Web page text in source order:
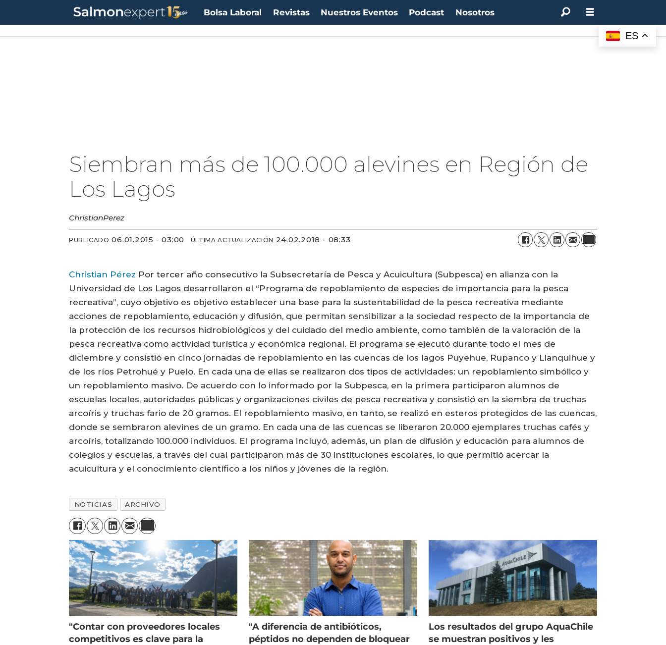
Bolsa Laboral Revistas Nuestros Eventos Podcast Nosotros
Siembran más de 100.000 alevines en Región de
Los Lagos
ChristianPerez
PUBLICADO 06.01.2015 - 03:00 ÚLTIMA ACTUALIZACIÓN 24.02.2018 - 08:33
Christian Pérez Por tercer año consecutivo la Subsecretaría de Pesca y Acuicultura (Subpesca) en alianza con la
Universidad de Los Lagos desarrollaron el “Programa de repoblamiento de especies de importancia para la pesca
recreativa”, cuyo objetivo es objetivo establecer una base para la sustentabilidad de la pesca recreativa mediante
acciones de repoblamiento, educación y difusión, que permitan sensibilizar a la sociedad respecto de la importancia de
la protección de los recursos hidrobiológicos y del cuidado del medio ambiente, como también de la valoración de la
pesca recreativa como actividad turística y económica regional. El programa se ejecutó durante todo el mes de
diciembre y consistió en cinco jornadas de repoblamiento en las cuencas de los lagos Puyehue, Rupanco y Llanquihue y
de los ríos Petrohué y Puelo. En cada una de ellas se realizaron dos tipos de actividades: un repoblamiento simbólico y
un repoblamiento masivo. De acuerdo con lo informado por la Subpesca, en la primera participaron alumnos de
escuelas locales, autoridades públicas y organizaciones civiles de pesca recreativa y consistió en la siembra de truchas
arcoíris y truchas fario de 20 gramos. El repoblamiento masivo, en tanto, se realizó en esteros protegidos de las cuencas,
donde se sembraron alevines de un gramo. En cada una de las cuencas se liberaron 20.000 ejemplares truchas cafés y
arcoíris, totalizando 100.000 individuos. El programa incluyó, además, un plan de difusión y educación para alumnos de
colegios y escuelas, a través del cual participaron más de 30 instituciones escolares, lo que permitió acercar la
acuicultura y el conocimiento científico a los niños y jóvenes de la región.
NOTICIAS ARCHIVO
"Contar con proveedores locales
competitivos es clave para la
"A diferencia de antibióticos,
péptidos no dependen de bloquear
Los resultados del grupo AquaChile
se muestran positivos y les
ES